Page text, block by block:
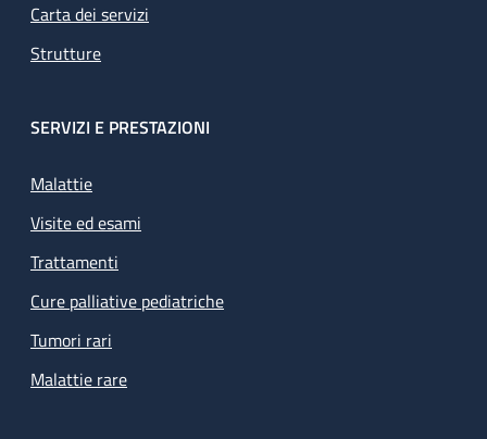
Carta dei servizi
Strutture
SERVIZI E PRESTAZIONI
Malattie
Visite ed esami
Trattamenti
Cure palliative pediatriche
Tumori rari
Malattie rare